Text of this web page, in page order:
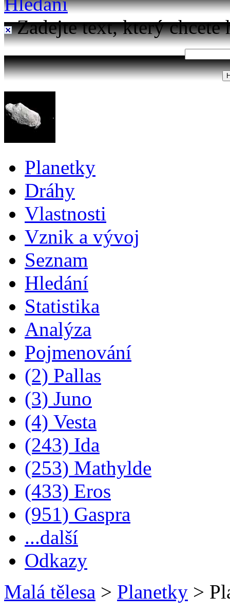
Zadejte text, který chcete
Planetky
Dráhy
Vlastnosti
Vznik a vývoj
Seznam
Hledání
Statistika
Analýza
Pojmenování
(2) Pallas
(3) Juno
(4) Vesta
(243) Ida
(253) Mathylde
(433) Eros
(951) Gaspra
...další
Odkazy
Malá tělesa > Planetky >